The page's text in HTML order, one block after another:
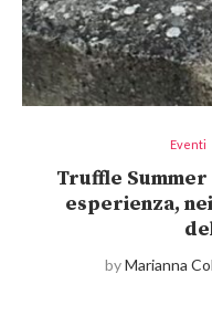
Eventi
Truffle
esperienza,
byMarianna